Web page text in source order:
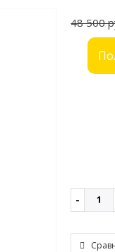
48 500